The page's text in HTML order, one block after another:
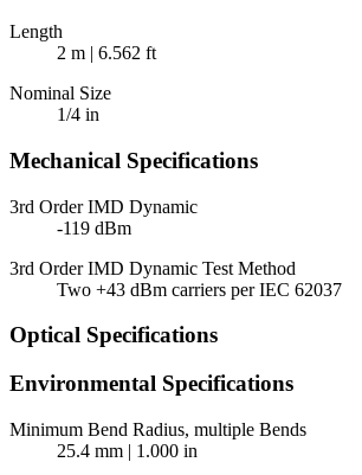
Length
2 m | 6.562 ft
Nominal Size
1/4 in
Mechanical Specifications
3rd Order IMD Dynamic
-119 dBm
3rd Order IMD Dynamic Test Method
Two +43 dBm carriers per IEC 62037
Optical Specifications
Environmental Specifications
Minimum Bend Radius, multiple Bends
25.4 mm | 1.000 in